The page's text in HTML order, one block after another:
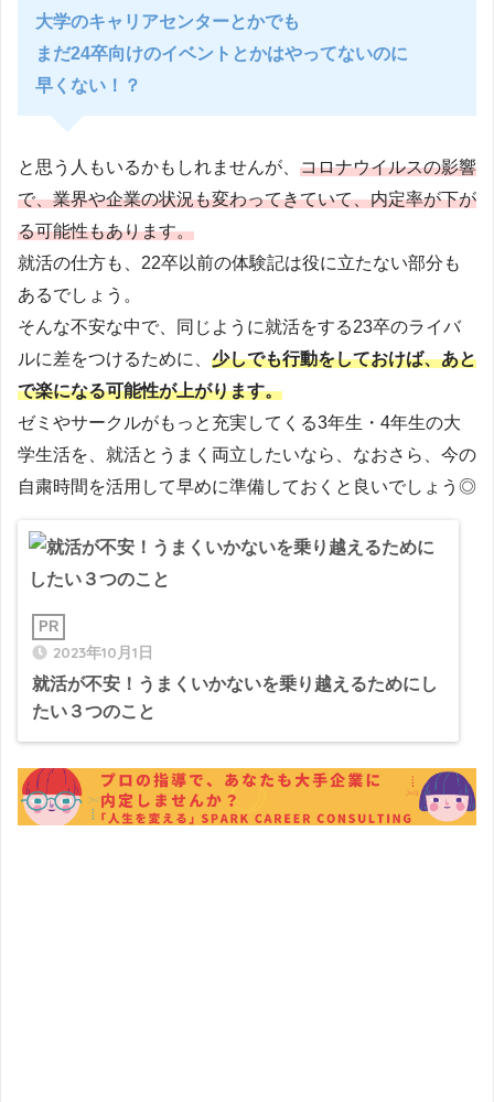
大学のキャリアセンターとかでも
まだ24卒向けのイベントとかはやってないのに
早くない！？
と思う人もいるかもしれませんが、 コロナウイルスの影響
で、業界や企業の状況も変わってきていて、内定率が下が
る可能性もあります。
就活の仕方も、22卒以前の体験記は役に立たない部分も
あるでしょう。
そんな不安な中で、同じように就活をする23卒のライバ
ルに差をつけるために、 少しでも行動をしておけば、あと
で楽になる可能性が上がります。
ゼミやサークルがもっと充実してくる3年生・4年生の大
学生活を、就活とうまく両立したいなら、なおさら、今の
自粛時間を活用して早めに準備しておくと良いでしょう◎
2023年10月1日
就活が不安！うまくいかないを乗り越えるためにし
たい３つのこと